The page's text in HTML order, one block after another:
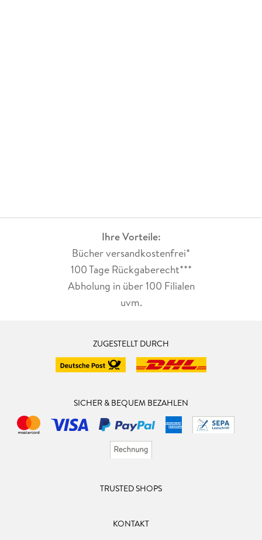
Ihre Vorteile:
Bücher versandkostenfrei*
100 Tage Rückgaberecht***
Abholung in über 100 Filialen
uvm.
ZUGESTELLT DURCH
SICHER & BEQUEM BEZAHLEN
TRUSTED SHOPS
KONTAKT